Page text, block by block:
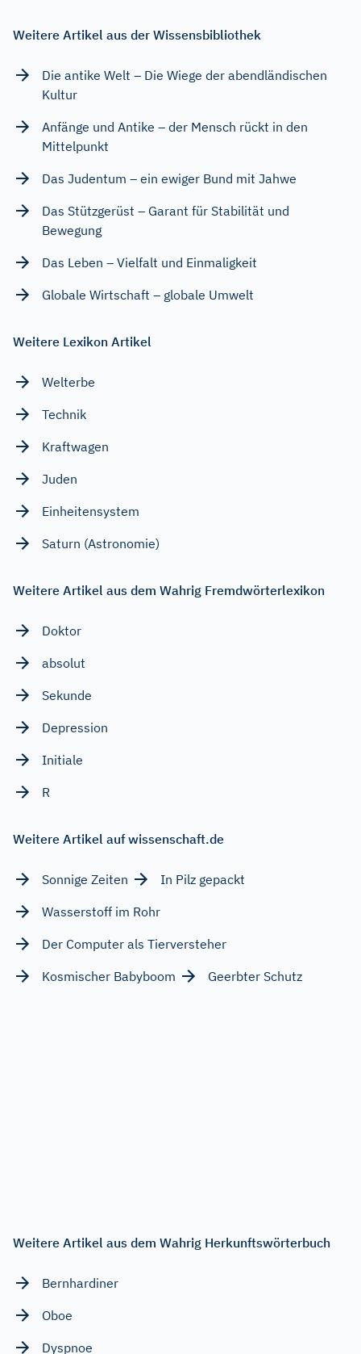
Weitere Artikel aus der Wissensbibliothek
Die antike Welt – Die Wiege der abendländischen
Kultur
Anfänge und Antike – der Mensch rückt in den
Mittelpunkt
Das Judentum – ein ewiger Bund mit Jahwe
Das Stützgerüst – Garant für Stabilität und
Bewegung
Das Leben – Vielfalt und Einmaligkeit
Globale Wirtschaft – globale Umwelt
Weitere Lexikon Artikel
Welterbe
Technik
Kraftwagen
Juden
Einheitensystem
Saturn (Astronomie)
Weitere Artikel aus dem Wahrig Fremdwörterlexikon
Doktor
absolut
Sekunde
Depression
Initiale
R
Weitere Artikel auf wissenschaft.de
Sonnige Zeiten
In Pilz gepackt
Wasserstoff im Rohr
Der Computer als Tierversteher
Kosmischer Babyboom
Geerbter Schutz
Weitere Artikel aus dem Wahrig Herkunftswörterbuch
Bernhardiner
Oboe
Dyspnoe